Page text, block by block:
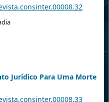
Jurídico Para Uma Morte